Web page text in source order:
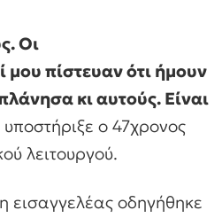
Οι
πίστευαν ότι ήμουν
κι αυτούς. Είναι
υποστήριξε ο 47χρονος
λειτουργού.
εισαγγελέας οδηγήθηκε